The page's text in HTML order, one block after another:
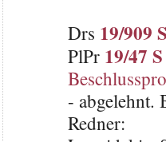
Drs 19/909
PlPr 19/47 S
- abgelehnt.
Redner: